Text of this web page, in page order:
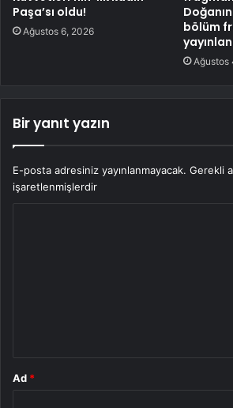
Paşa’sı oldu!
Ağustos 6, 2026
bölüm
Ağustos
Bir yanıt yazın
E-posta adresiniz yayınlanmayacak. Gerekli
işaretlenmişlerdir
Ad *